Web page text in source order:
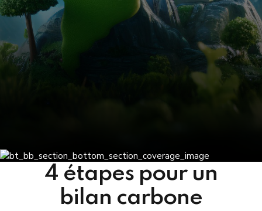
4 étapes pour un
bilan carbone